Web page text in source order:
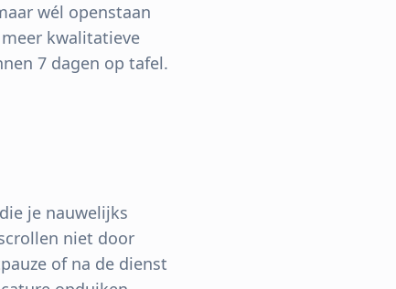
wél openstaan
kwalitatieve
7 dagen op tafel.
je nauwelijks
niet door
of na de dienst